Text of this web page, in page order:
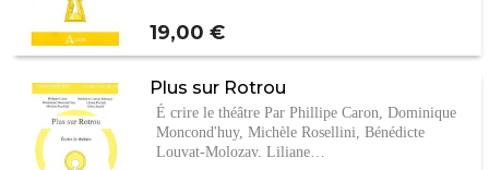
Prix
19,00 €
Plus sur Rotrou
É crire le théâtre Par Phillipe Caron, Dominique
Moncond'huy, Michèle Rosellini, Bénédicte
Louvat-Molozay, Liliane…